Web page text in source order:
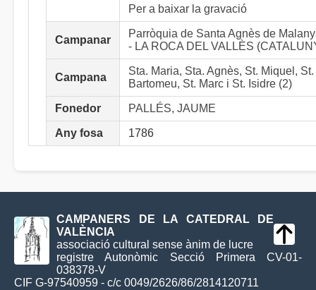
Per a baixar la gravació
Campanar
Parròquia de Santa Agnès de
- LA ROCA DEL VALLÈS
Campana
Sta. Maria, Sta. Agnès, St. Miquel, St.
Bartomeu, St. Marc i St. Isidre (2)
Fonedor PALLÉS, JAUME
Any fosa 1786
CAMPANERS DE LA CATEDRAL DE
VALÈNCIA
associació cultural sense ànim de lucre
registre Autonòmic Secció Primera CV-01-
038378-V
CIF G-97540959 - c/c 0049/2626/86/2814120711